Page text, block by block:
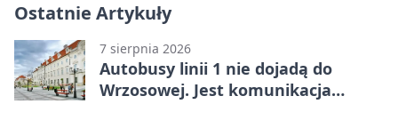
Ostatnie Artykuły
7 sierpnia 2026
Autobusy linii 1 nie dojadą do
Wrzosowej. Jest komunikacja